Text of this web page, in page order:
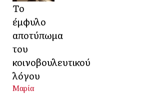
Το
έμφυλο
αποτύπωμα
του
κοινοβουλευτικού
λόγου
Μαρία